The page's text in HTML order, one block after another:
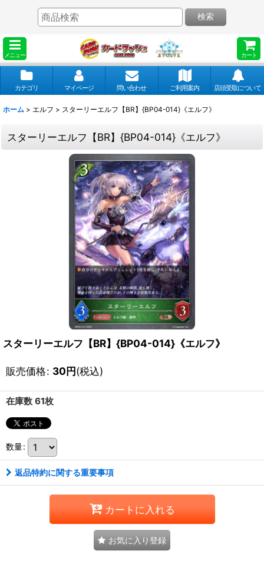
メニュー カート
検索
カテゴリ マイページ 問い合わせ ご利用案内 店頭受取について
ホーム > エルフ > スターリーエルフ【BR】{BP04-014}《エルフ》
スターリーエルフ【BR】{BP04-014}《エルフ》
スターリーエルフ【BR】{BP04-014}《エルフ》
販売価格: 30円(税込)
在庫数 61枚
数量:
返品特約に関する重要事項
カートに入れる
お気に入り登録